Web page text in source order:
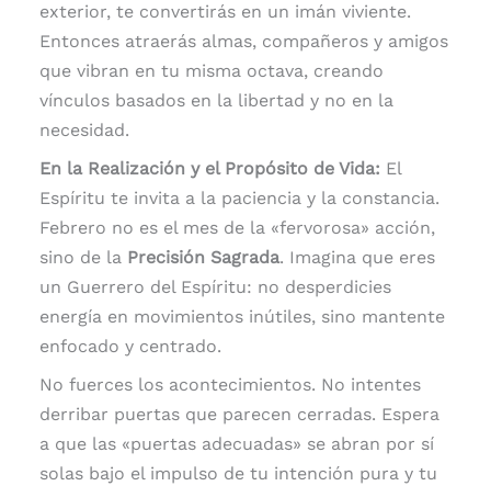
exterior, te convertirás en un imán viviente.
Entonces atraerás almas, compañeros y amigos
que vibran en tu misma octava, creando
vínculos basados en la libertad y no en la
necesidad.
En la Realización y el Propósito de Vida: El
Espíritu te invita a la paciencia y la constancia.
Febrero no es el mes de la «fervorosa» acción,
sino de la Precisión Sagrada. Imagina que eres
un Guerrero del Espíritu: no desperdicies
energía en movimientos inútiles, sino mantente
enfocado y centrado.
No fuerces los acontecimientos. No intentes
derribar puertas que parecen cerradas. Espera
a que las «puertas adecuadas» se abran por sí
solas bajo el impulso de tu intención pura y tu